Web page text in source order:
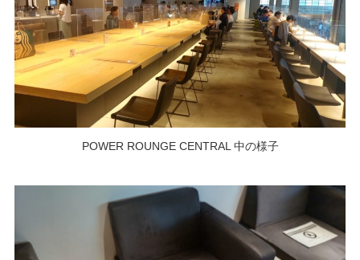
POWER ROUNGE CENTRAL 中の様子